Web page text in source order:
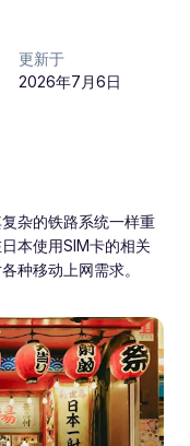
更新于
2026年7月6日
杂的铁路系统一样重
本使用SIM卡的相关
种移动上网需求。